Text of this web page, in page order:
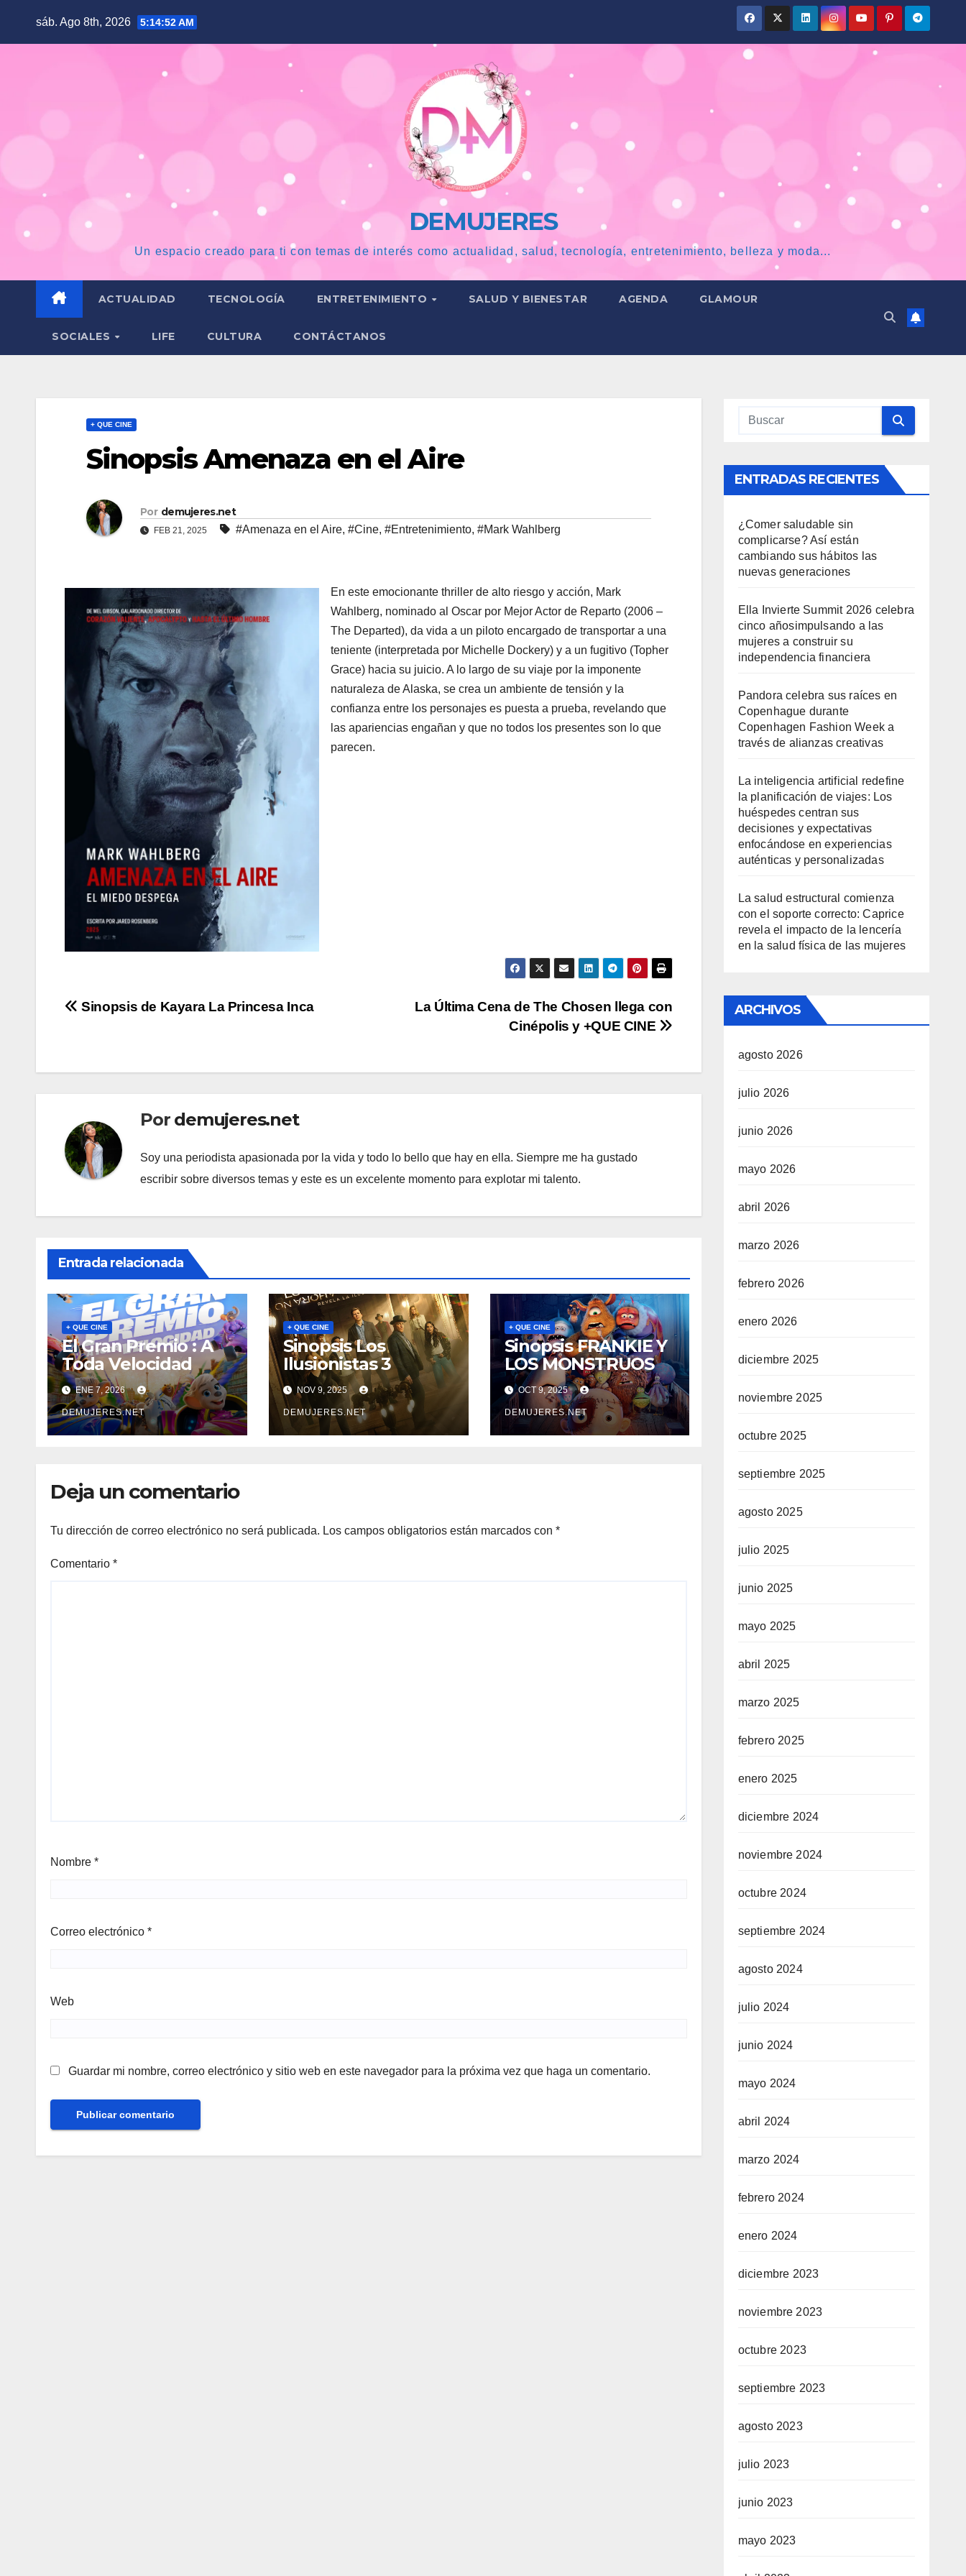
sáb. Ago 8th, 2026 5:14:53 AM
DEMUJERES
Un espacio creado para ti con temas de interés como actualidad, salud, tecnología, entretenimiento, belleza y moda...
ACTUALIDAD TECNOLOGÍA ENTRETENIMIENTO SALUD Y BIENESTAR AGENDA GLAMOUR
SOCIALES LIFE CULTURA CONTÁCTANOS
+ QUE CINE
Sinopsis Amenaza en el Aire
Por demujeres.net
FEB 21, 2025 #Amenaza en el Aire, #Cine, #Entretenimiento, #Mark Wahlberg
En este emocionante thriller de alto riesgo y acción, Mark
Wahlberg, nominado al Oscar por Mejor Actor de Reparto (2006 –
The Departed), da vida a un piloto encargado de transportar a una
teniente (interpretada por Michelle Dockery) y a un fugitivo (Topher
Grace) hacia su juicio. A lo largo de su viaje por la imponente
naturaleza de Alaska, se crea un ambiente de tensión y la
confianza entre los personajes es puesta a prueba, revelando que
las apariencias engañan y que no todos los presentes son lo que
parecen.
Navegación
entradas
La Última Cena de The Chosen llega con
Cinépolis y +QUE CINE
Sinopsis de Kayara La Princesa Inca
Por demujeres.net
Soy una periodista apasionada por la vida y todo lo bello que hay en ella. Siempre me ha gustado
escribir sobre diversos temas y este es un excelente momento para explotar mi talento.
Entrada relacionada
+ QUE CINE
El Gran Premio : A
Toda Velocidad
ENE 7, 2026
DEMUJERES.NET
+ QUE CINE
Sinopsis Los
Ilusionistas 3
NOV 9, 2025
DEMUJERES.NET
+ QUE CINE
Sinopsis FRANKIE Y
LOS MONSTRUOS
OCT 9, 2025
DEMUJERES.NET
Deja un comentario
Tu dirección de correo electrónico no será publicada. Los campos obligatorios están marcados con *
Comentario *
Nombre *
Correo electrónico *
Web
Guardar mi nombre, correo electrónico y sitio web en este navegador para la próxima vez que haga un comentario.
ENTRADAS RECIENTES
¿Comer saludable sin
complicarse? Así están
cambiando sus hábitos las
nuevas generaciones
Ella Invierte Summit 2026 celebra
cinco añosimpulsando a las
mujeres a construir su
independencia financiera
Pandora celebra sus raíces en
Copenhague durante
Copenhagen Fashion Week a
través de alianzas creativas
La inteligencia artificial redefine
la planificación de viajes: Los
huéspedes centran sus
decisiones y expectativas
enfocándose en experiencias
auténticas y personalizadas
La salud estructural comienza
con el soporte correcto: Caprice
revela el impacto de la lencería
en la salud física de las mujeres
ARCHIVOS
agosto 2026
julio 2026
junio 2026
mayo 2026
abril 2026
marzo 2026
febrero 2026
enero 2026
diciembre 2025
noviembre 2025
octubre 2025
septiembre 2025
agosto 2025
julio 2025
junio 2025
mayo 2025
abril 2025
marzo 2025
febrero 2025
enero 2025
diciembre 2024
noviembre 2024
octubre 2024
septiembre 2024
agosto 2024
julio 2024
junio 2024
mayo 2024
abril 2024
marzo 2024
febrero 2024
enero 2024
diciembre 2023
noviembre 2023
octubre 2023
septiembre 2023
agosto 2023
julio 2023
junio 2023
mayo 2023